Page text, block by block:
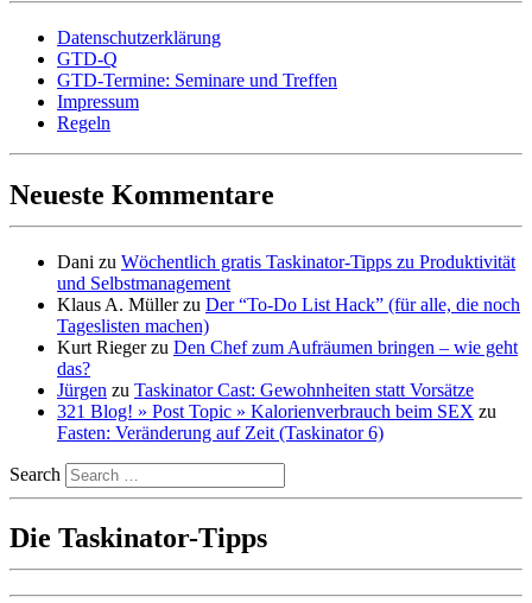
Datenschutzerklärung
GTD-Q
GTD-Termine: Seminare und Treffen
Impressum
Regeln
Neueste Kommentare
Dani zu Wöchentlich gratis Taskinator-Tipps zu Produktivität
und Selbstmanagement
Klaus A. Müllerzu Der “To-Do List Hack” (für alle, die noch
Tageslisten machen)
Kurt Riegerzu Den Chef zum Aufräumen bringen – wie geht
das?
Jürgen zu Taskinator Cast: Gewohnheiten statt Vorsätze
321 Blog! » Post Topic » Kalorienverbrauch beim SEX zu
Fasten: Veränderung auf Zeit (Taskinator 6)
Search
Die Taskinator-Tipps